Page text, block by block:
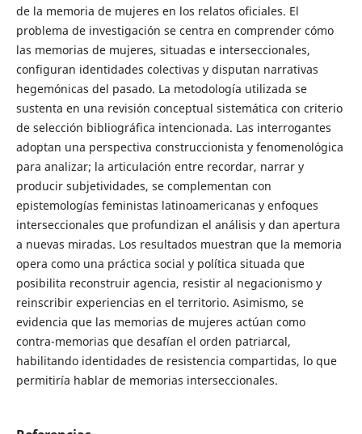
de la memoria de mujeres en los relatos oficiales. El
problema de investigación se centra en comprender cómo
las memorias de mujeres, situadas e interseccionales,
configuran identidades colectivas y disputan narrativas
hegemónicas del pasado. La metodología utilizada se
sustenta en una revisión conceptual sistemática con criterio
de selección bibliográfica intencionada. Las interrogantes
adoptan una perspectiva construccionista y fenomenológica
para analizar; la articulación entre recordar, narrar y
producir subjetividades, se complementan con
epistemologías feministas latinoamericanas y enfoques
interseccionales que profundizan el análisis y dan apertura
a nuevas miradas. Los resultados muestran que la memoria
opera como una práctica social y política situada que
posibilita reconstruir agencia, resistir al negacionismo y
reinscribir experiencias en el territorio. Asimismo, se
evidencia que las memorias de mujeres actúan como
contra-memorias que desafían el orden patriarcal,
habilitando identidades de resistencia compartidas, lo que
permitiría hablar de memorias interseccionales.